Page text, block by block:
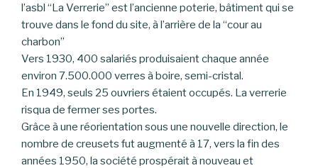
l’asbl “La Verrerie” est l’ancienne poterie, bâtiment qui se
trouve dans le fond du site, à l’arrière de la “cour au
charbon”
Vers 1930, 400 salariés produisaient chaque année
environ 7.500.000 verres à boire, semi-cristal.
En 1949, seuls 25 ouvriers étaient occupés. La verrerie
risqua de fermer ses portes.
Grâce à une réorientation sous une nouvelle direction, le
nombre de creusets fut augmenté à 17, vers la fin des
années 1950, la société prospérait à nouveau et